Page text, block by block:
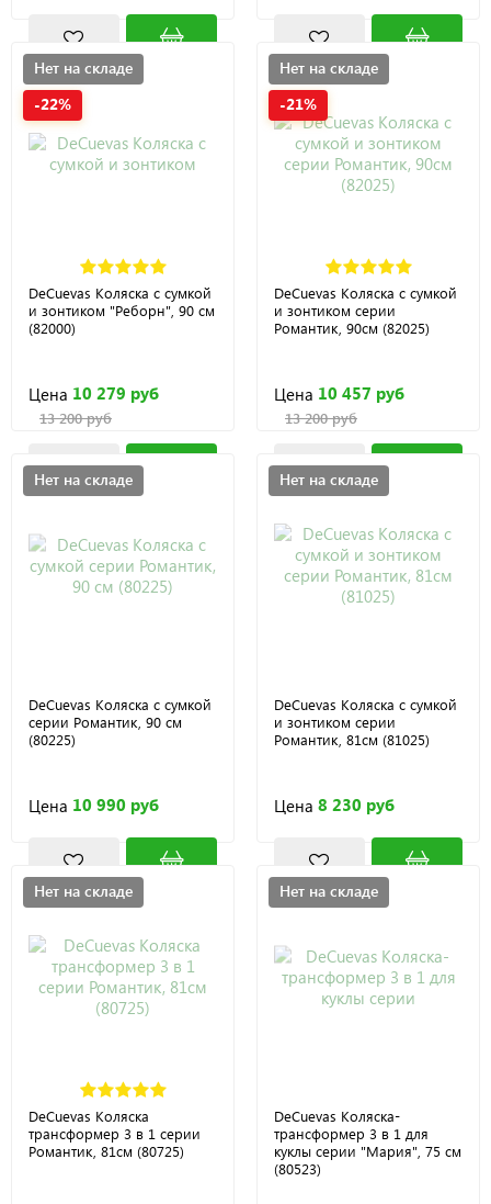
Нет на складе
-22%
DeCuevas Коляска с сумкой
и зонтиком "Реборн", 90 см
(82000)
Цена 10 279 руб
13 200 руб
Нет на складе
-21%
DeCuevas Коляска с сумкой
и зонтиком серии
Романтик, 90см (82025)
Цена 10 457 руб
13 200 руб
Нет на складе
DeCuevas Коляска с сумкой
серии Романтик, 90 см
(80225)
Цена 10 990 руб
Нет на складе
DeCuevas Коляска с сумкой
и зонтиком серии
Романтик, 81см (81025)
Цена 8 230 руб
Нет на складе
DeCuevas Коляска
трансформер 3 в 1 серии
Романтик, 81см (80725)
Нет на складе
DeCuevas Коляска-
трансформер 3 в 1 для
куклы серии "Мария", 75 см
(80523)